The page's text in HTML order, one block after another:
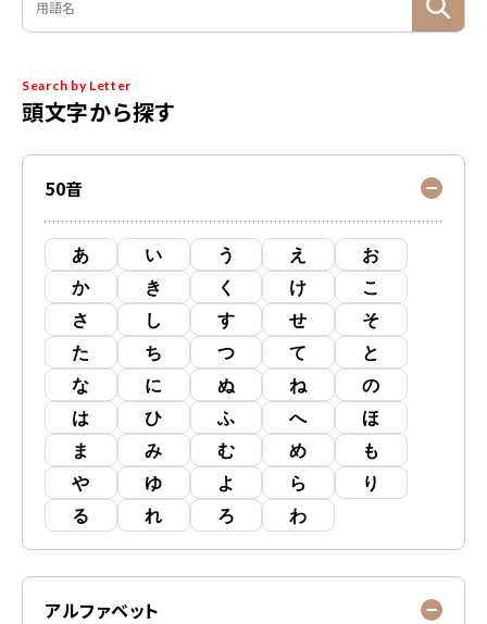
Search by Letter
頭文字から探す
50音
あ い う え
お
か
き く け
こ
さ
し す せ
そ
た
ち つ て
と
な
に ぬ ね
の
は
ひ ふ へ
ほ
ま
み む め
も
や
ゆ よ ら
り
る
れ ろ わ
アルファベット